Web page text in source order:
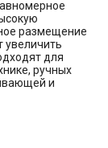
размещение
увеличить
для
ручных
и